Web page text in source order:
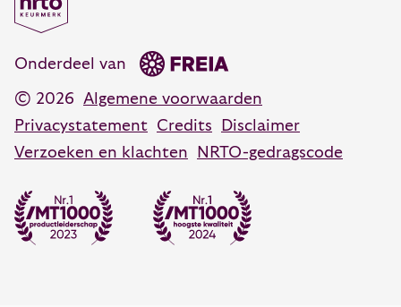
Persoonlijk leiderschap training
088 55 60 350
© 2026
Algemene voorwaarden
Privacystatement Credits
Disclaimer
Verzoeken en klachten
NRTO-gedragscode
Onderdeel van